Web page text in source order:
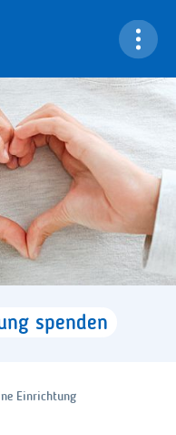
spenden
Einrichtung